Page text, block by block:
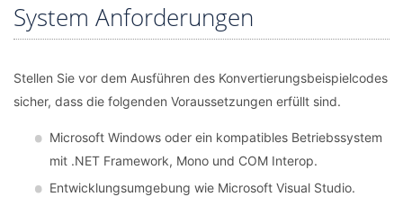
System Anforderungen
Stellen Sie vor dem Ausführen des Konvertierungsbeispielcodes
sicher, dass die folgenden Voraussetzungen erfüllt sind.
Microsoft Windows oder ein kompatibles Betriebssystem
mit .NET Framework, Mono und COM Interop.
Entwicklungsumgebung wie Microsoft Visual Studio.